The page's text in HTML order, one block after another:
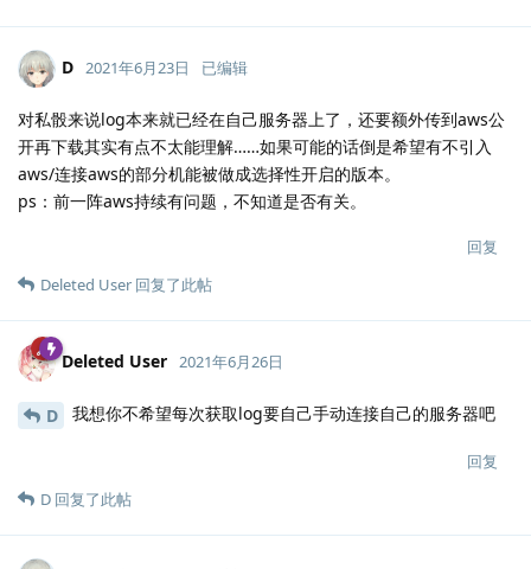
D 2021年6月23日 已编辑
对私骰来说log本来就已经在自己服务器上了，还要额外传到aws公
开再下载其实有点不太能理解……如果可能的话倒是希望有不引入
aws/连接aws的部分机能被做成选择性开启的版本。
ps：前一阵aws持续有问题，不知道是否有关。
回复
Deleted User 回复了此帖
Deleted User 2021年6月26日
D 我想你不希望每次获取log要自己手动连接自己的服务器吧
回复
D 回复了此帖